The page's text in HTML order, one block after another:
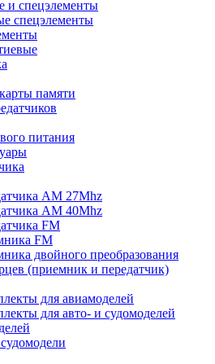
и спецэлементы
спецэлементы
памяти
питания
AM 27Mhz
AM 40Mhz
FM
FM
двойного преобразования
(приемник и передатчик)
для авиамоделей
для авто- и судомоделей